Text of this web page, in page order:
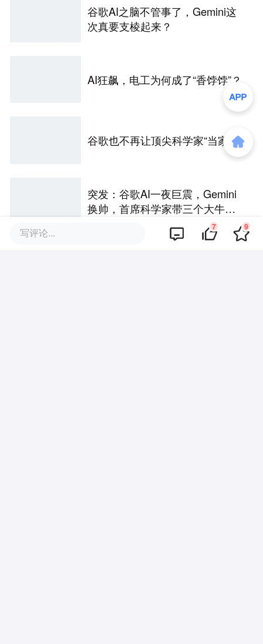
谷歌AI之脑不管事了，Gemini这
次真要支棱起来？
AI狂飙，电工为何成了“香饽饽”？
谷歌也不再让顶尖科学家“当家”了
突发：谷歌AI一夜巨震，Gemini
换帅，首席科学家带三个大牛出
写评论... 7 9